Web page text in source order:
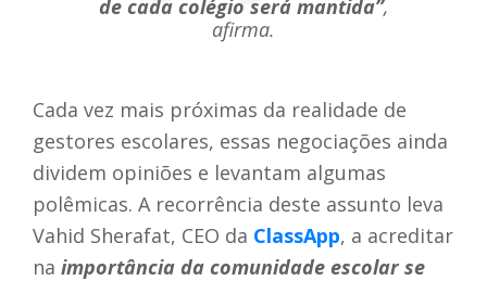
de cada colégio será mantida”,
afirma.
Cada vez mais próximas da realidade de
gestores escolares, essas negociações ainda
dividem opiniões e levantam algumas
polêmicas. A recorrência deste assunto leva
Vahid Sherafat, CEO da ClassApp, a acreditar
na importância da comunidade escolar se